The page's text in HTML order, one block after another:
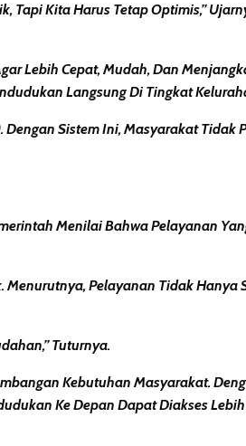
Tapi Kita Harus Tetap Optimis,”
Lebih Cepat, Mudah, Dan
Langsung Di Tingkat
Sistem Ini, Masyarakat Tidak
Menilai Bahwa Pelayanan
Menurutnya, Pelayanan Tidak Hanya
Tuturnya.
Kebutuhan Masyarakat.
Ke Depan Dapat Diakses